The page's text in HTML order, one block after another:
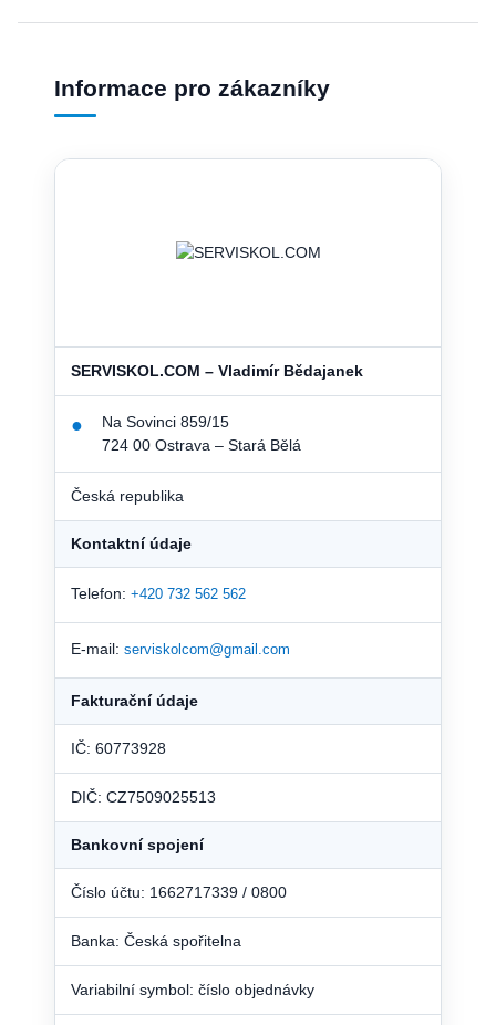
Informace pro zákazníky
SERVISKOL.COM – Vladimír Bědajanek
●
Na Sovinci 859/15
724 00 Ostrava – Stará Bělá
Česká republika
Kontaktní údaje
Telefon: +420 732 562 562
E-mail: serviskolcom@gmail.com
Fakturační údaje
IČ: 60773928
DIČ: CZ7509025513
Bankovní spojení
Číslo účtu: 1662717339 / 0800
Banka: Česká spořitelna
Variabilní symbol: číslo objednávky